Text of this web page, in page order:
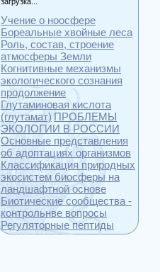
Учение о ноосфере
Бореальные хвойные леса
Роль, состав, строение
атмосферы Земли
Когнитивные механизмы
экологического сознания
продолжение
Глутаминовая кислота
(глутамат) ПРОБЛЕМЫ
ЭКОЛОГИИ В РОССИИ
Основные представления
об адоптациях организмов
Классификация природных
экосистем биосферы на
ландшафтной основе
Биотические сообщества -
контрольнве вопросы
Регуляторные пептиды